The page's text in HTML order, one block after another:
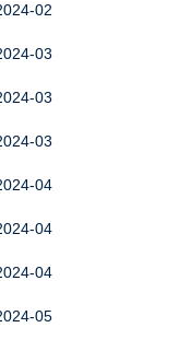
02
03
03
03
04
04
04
05